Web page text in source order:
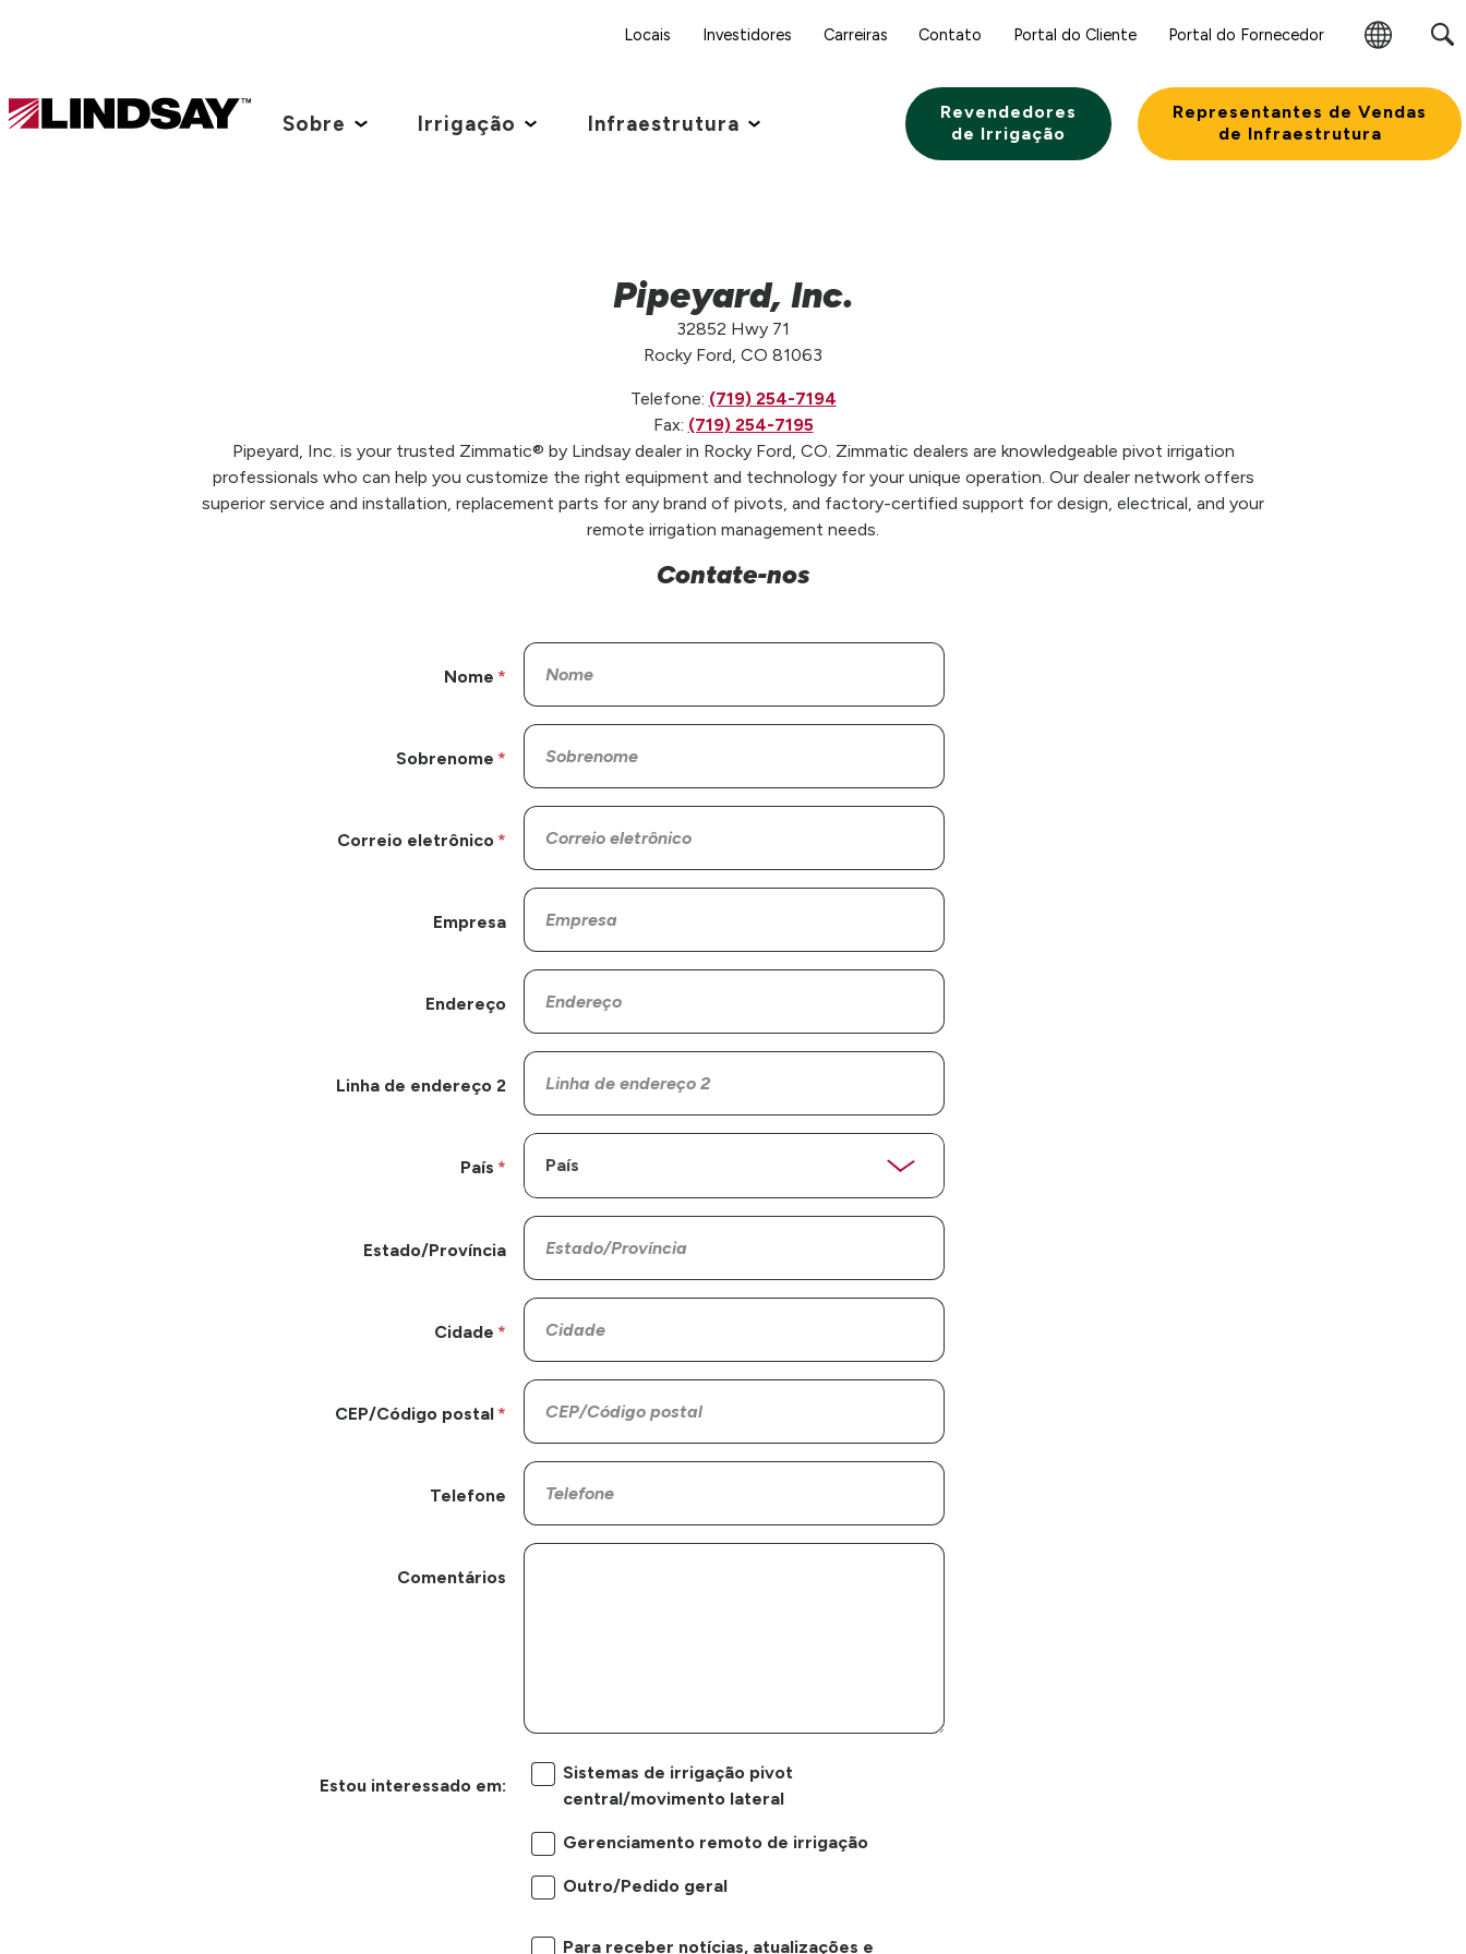
Locais Investidores Carreiras Contato Portal do Cliente Portal do Fornecedor
Alterar
Link
Sobre Irrigação Infraestrutura
Revendedores
de Irrigação
Representantes de Vendas
de Infraestrutura
Pipeyard, Inc.
32852 Hwy 71
Rocky Ford, CO 81063
Telefone: (719) 254-7194
Fax: (719) 254-7195
Pipeyard, Inc. is your trusted Zimmatic® by Lindsay dealer in Rocky Ford, CO. Zimmatic dealers are knowledgeable pivot irrigation
professionals who can help you customize the right equipment and technology for your unique operation. Our dealer network offers
superior service and installation, replacement parts for any brand of pivots, and factory-certified support for design, electrical, and your
remote irrigation management needs.
Contate-nos
Nome
Sobrenome
Correio eletrônico
Empresa
Endereço
Linha de endereço 2
País
Estado/Província
Cidade
CEP/Código postal
Telefone
Comentários
Estou interessado em:
Sistemas de irrigação pivot
central/movimento lateral
Gerenciamento remoto de irrigação
Outro/Pedido geral
Para receber notícias, atualizações e